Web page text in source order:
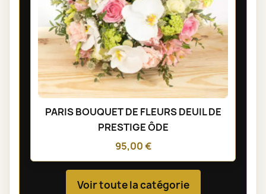
PARIS BOUQUET DE FLEURS DEUIL DE
PRESTIGE ÔDE
95,00 €
Voir toute la catégorie